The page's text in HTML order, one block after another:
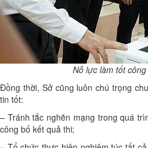
Nỗ lực làm tốt
Đồng thời, Sở cũng luôn chú trọng
tin tốt:
– Tránh tắc nghẽn mạng trong quá
công bố kết quả thi;